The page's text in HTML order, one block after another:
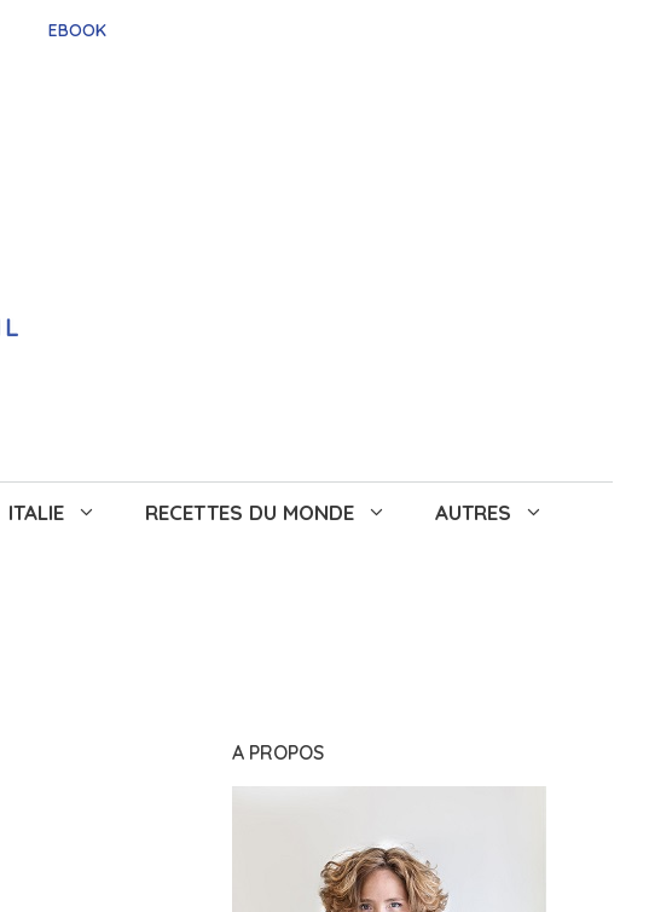
EBOOK
ITALIE RECETTES DU MONDE AUTRES
A PROPOS